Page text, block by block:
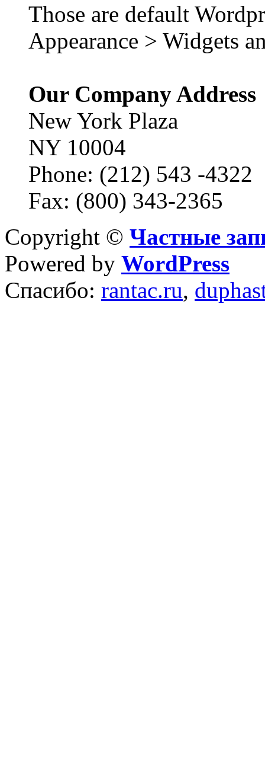
Those are default
Appearance > Widgets
Our Company Address
New York Plaza
NY 10004
Phone: (212) 543 -4322
Fax: (800) 343-2365
Copyright © Частные
Powered by WordPress
Спасибо: rantac.ru,